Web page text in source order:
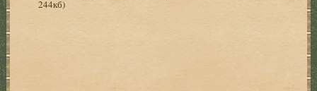
244кб)